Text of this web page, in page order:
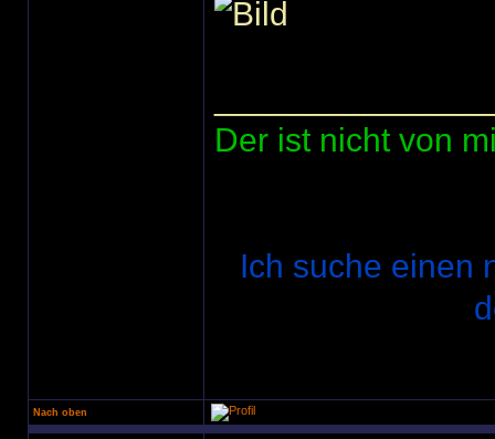
Der ist nicht von
Ich suche einen
Nach oben